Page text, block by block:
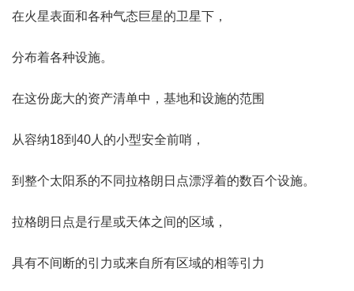
在火星表面和各种气态巨星的卫星下，
分布着各种设施。
在这份庞大的资产清单中，基地和设施的范围
从容纳18到40人的小型安全前哨，
到整个太阳系的不同拉格朗日点漂浮着的数百个设施。
拉格朗日点是行星或天体之间的区域，
具有不间断的引力或来自所有区域的相等引力